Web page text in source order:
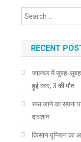
RECENT
जालंधर में सुबह-
हुई कार, 3 की मौत
रूस जाने का सपना
दास्तान
किसान यूनियन का